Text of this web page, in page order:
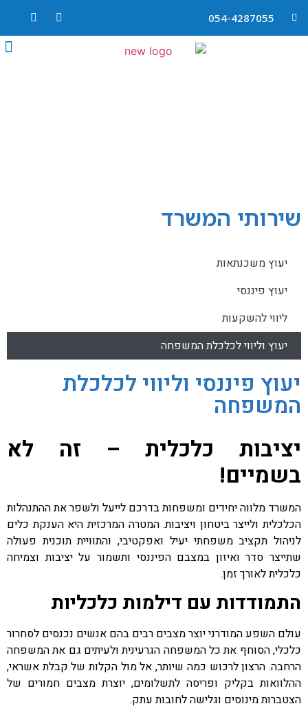
054-4287055
שירותי המשרד
יעוץ משכנתאות
יעוץ פיננסי
ליווי להשקעות
יעוץ וליווי לכלכלת המשפחה
יעוץ פיננסי וליווי לכלכלת
המשפחה
יציבות כלכלית – זה לא
בשמיים!
המשרד מלווה יחידים ומשפחות בדרכם לייעל ולשפר את ההתנהלות
הכלכלית ולייצר ביטחון ויציבות. המטרה המרכזית היא הענקת כלים
לניהול תקציב משפחתי יעיל ואפקטיבי, והתוויית תוכנית פעולה
שתייצר סדר ואיזון במצבם הפיננסי ותשמור על יציבות וצמיחה
כלכלית לאורך זמן.
התמודדות עם דילמות כלכליות
עולם השפע המודרני יוצר מצבים רבים בהם אנשים נכנסים לסחרור
כלכלי, הסוחף את כל המשפחה הגרעינית ולעיתים גם את המשפחה
הרחבה. הרצון לרכוש כמה שיותר, אל מול הקלות של קבלת אשראי,
ההלוואות בקליק ופריסה לתשלומים, יוצרת מצבים חמורים של
הצטברות מינוסים וגלישה לחובות עתק.